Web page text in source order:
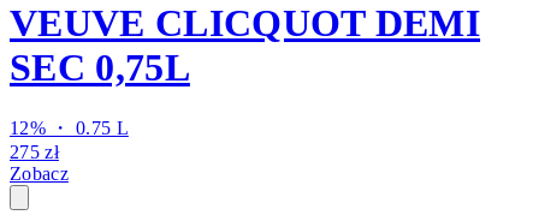
VEUVE CLICQUOT DEMI
SEC 0,75L
12% ・ 0.75 L
275 zł
Zobacz